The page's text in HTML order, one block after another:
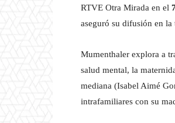
RTVE Otra Mirada en el
aseguró su difusión en
Mumenthaler explora a
salud mental, la
mediana (Isabel Aimé
intrafamiliares con su